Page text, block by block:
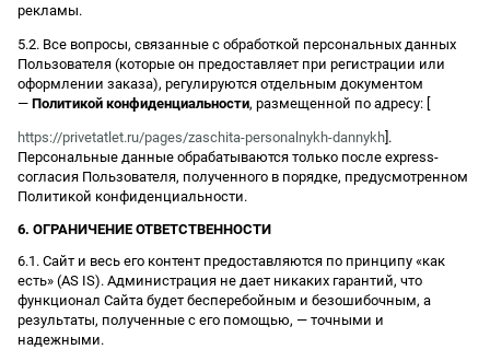
рекламы.
5.2. Все вопросы, связанные с обработкой персональных данных
Пользователя (которые он предоставляет при регистрации или
оформлении заказа), регулируются отдельным документом
— Политикой конфиденциальности, размещенной по адресу: [
https://privetatlet.ru/pages/zaschita-personalnykh-dannykh ].
Персональные данные обрабатываются только после express-
согласия Пользователя, полученного в порядке, предусмотренном
Политикой конфиденциальности.
6. ОГРАНИЧЕНИЕ ОТВЕТСТВЕННОСТИ
6.1. Сайт и весь его контент предоставляются по принципу «как
есть» (AS IS). Администрация не дает никаких гарантий, что
функционал Сайта будет бесперебойным и безошибочным, а
результаты, полученные с его помощью, — точными и
надежными.